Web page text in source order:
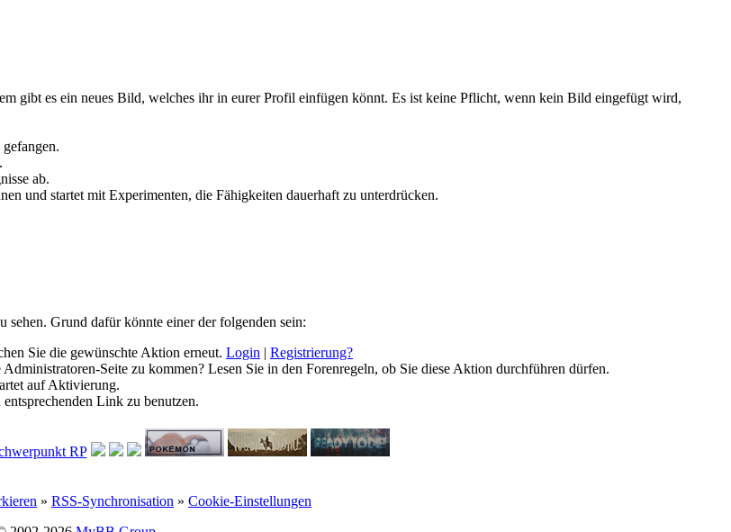
gibt es ein neues Bild, welches ihr in eurer Profil einfügen könnt. Es ist keine Pflicht, wenn kein Bild eingefügt wird,
ab.
und startet mit Experimenten, die Fähigkeiten dauerhaft zu unterdrücken.
sehen. Grund dafür könnte einer der folgenden sein:
Sie die gewünschte Aktion erneut. Login | Registrierung?
Seite zu kommen? Lesen Sie in den Forenregeln, ob Sie diese Aktion durchführen dürfen.
auf Aktivierung.
Link zu benutzen.
» RSS-Synchronisation » Cookie-Einstellungen